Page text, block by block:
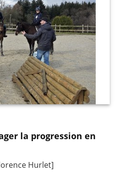
la progression en
Hurlet]